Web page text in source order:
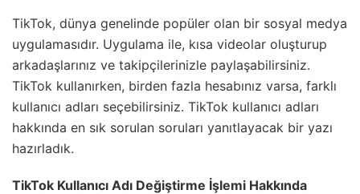
TikTok, dünya genelinde popüler olan bir sosyal medya
uygulamasıdır. Uygulama ile, kısa videolar oluşturup
arkadaşlarınız ve takipçilerinizle paylaşabilirsiniz.
TikTok kullanırken, birden fazla hesabınız varsa, farklı
kullanıcı adları seçebilirsiniz. TikTok kullanıcı adları
hakkında en sık sorulan soruları yanıtlayacak bir yazı
hazırladık.
TikTok Kullanıcı Adı Değiştirme İşlemi Hakkında